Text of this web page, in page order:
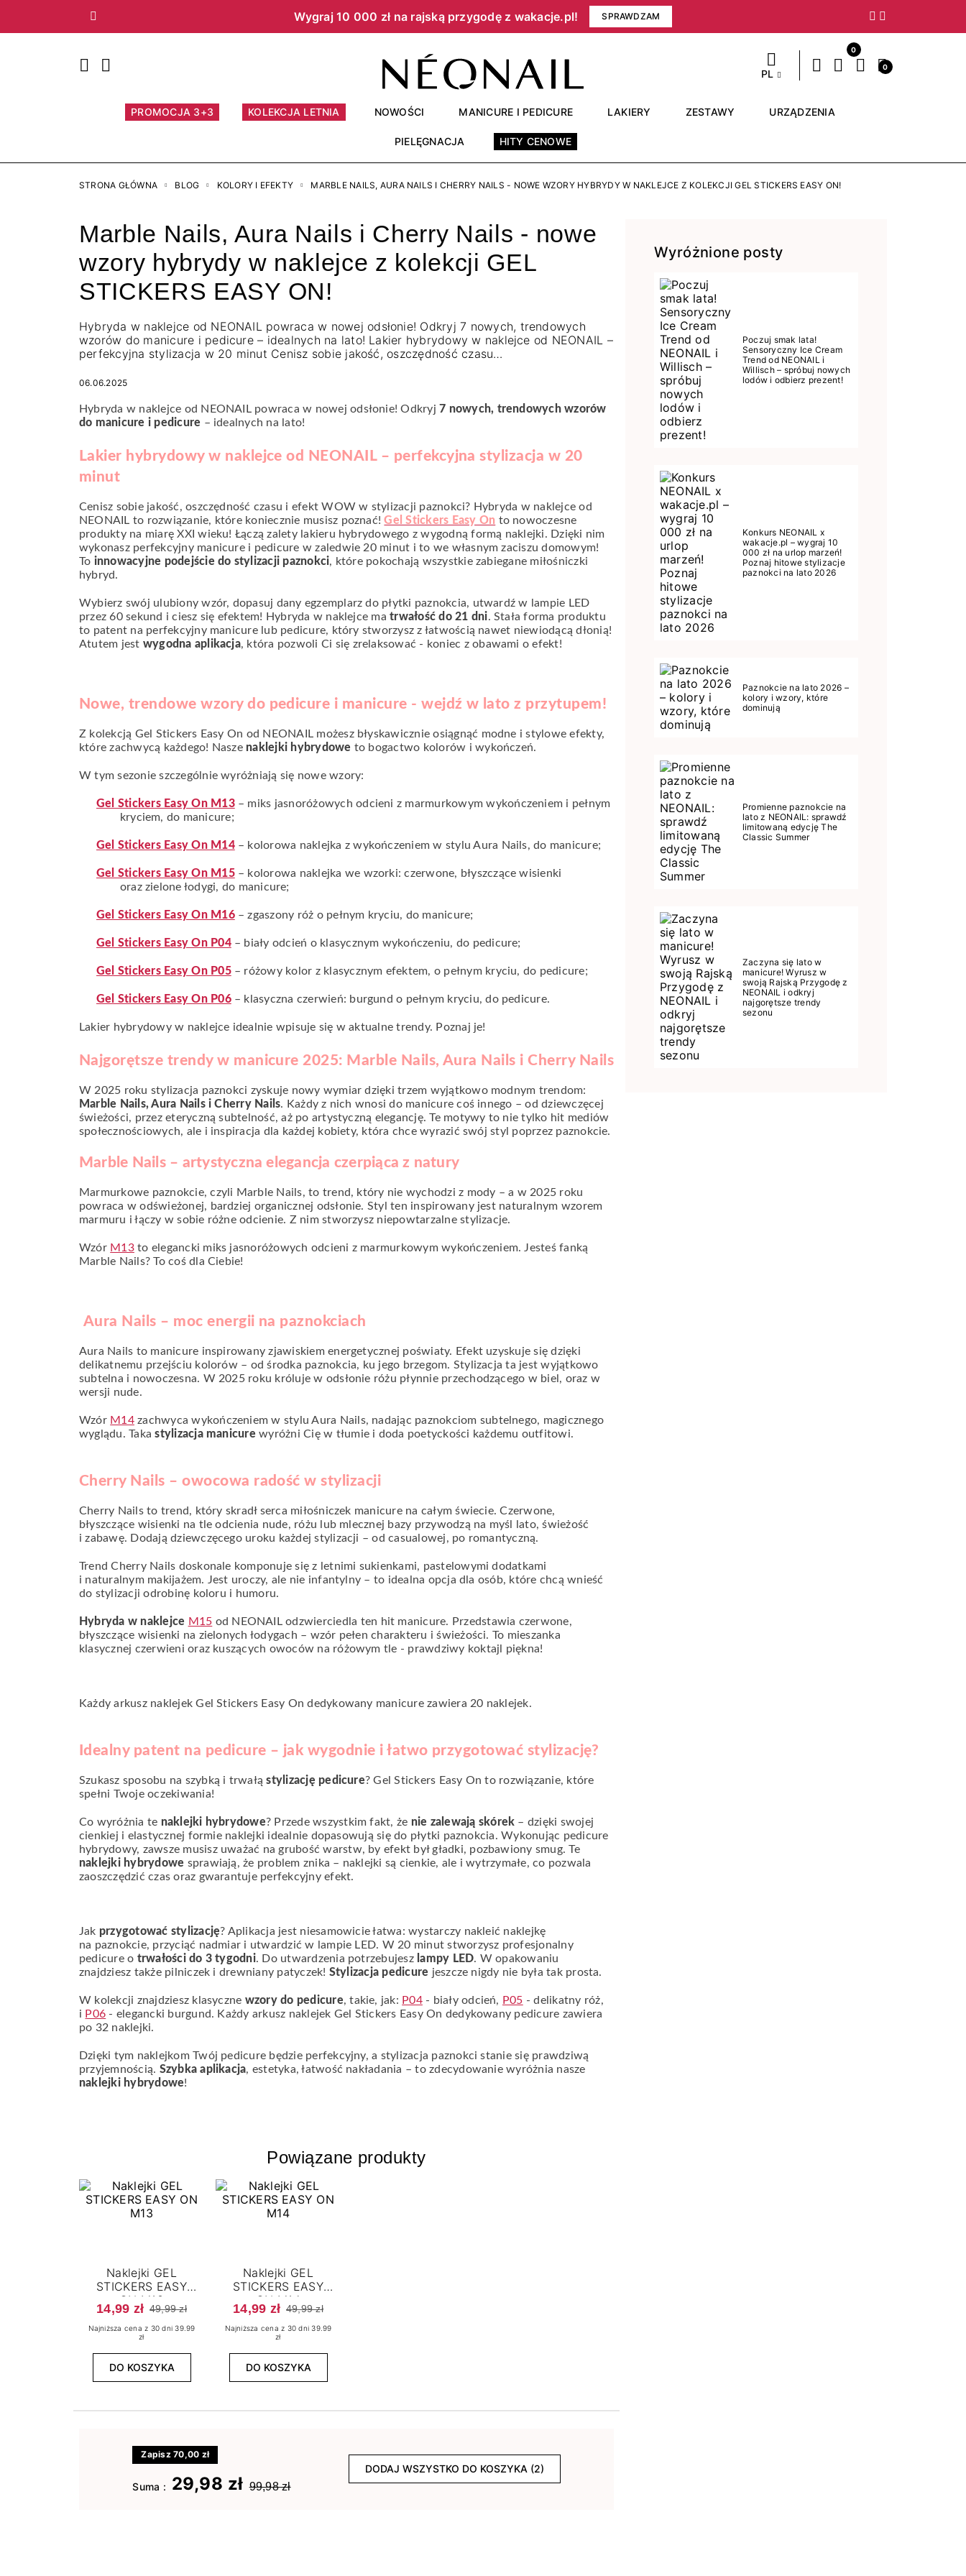
Wygraj 10 000 zł na rajską przygodę z wakacje.pl!​ SPRAWDZAM
Poprzedni Następny
PL
0
0
PROMOCJA 3+3 KOLEKCJA LETNIA NOWOŚCI MANICURE I PEDICURE LAKIERY ZESTAWY URZĄDZENIA
PIELĘGNACJA HITY CENOWE
STRONA GŁÓWNA BLOG KOLORY I EFEKTY MARBLE NAILS, AURA NAILS I CHERRY NAILS - NOWE WZORY HYBRYDY W NAKLEJCE Z KOLEKCJI GEL STICKERS EASY ON!
Marble Nails, Aura Nails i Cherry Nails - nowe
wzory hybrydy w naklejce z kolekcji GEL
STICKERS EASY ON!
Hybryda w naklejce od NEONAIL powraca w nowej odsłonie! Odkryj 7 nowych, trendowych
wzorów do manicure i pedicure – idealnych na lato! Lakier hybrydowy w naklejce od NEONAIL –
perfekcyjna stylizacja w 20 minut Cenisz sobie jakość, oszczędność czasu…
06.06.2025
Hybryda w naklejce od NEONAIL powraca w nowej odsłonie! Odkryj7 nowych, trendowych wzorów
do manicure i pedicure – idealnych na lato!
Lakier hybrydowy w naklejce od NEONAIL – perfekcyjna stylizacja w 20
minut
Cenisz sobie jakość, oszczędność czasu i efekt WOW w stylizacji paznokci? Hybryda w naklejce od
NEONAIL to rozwiązanie, które koniecznie musisz poznać!Gel Stickers Easy On to nowoczesne
produkty na miarę XXI wieku! Łączą zalety lakieru hybrydowego z wygodną formą naklejki. Dzięki nim
wykonasz perfekcyjny manicure i pedicure w zaledwie 20 minut i to we własnym zaciszu domowym!
To innowacyjne podejście do stylizacji paznokci, które pokochają wszystkie zabiegane miłośniczki
hybryd.
Wybierz swój ulubiony wzór, dopasuj dany egzemplarz do płytki paznokcia, utwardź w lampie LED
przez 60 sekund i ciesz się efektem! Hybryda w naklejce matrwałość do 21 dni. Stała forma produktu
to patent na perfekcyjny manicure lub pedicure, który stworzysz z łatwością nawet niewiodącą dłonią!
Atutem jest wygodna aplikacja, która pozwoli Ci się zrelaksować - koniec z obawami o efekt!
Nowe, trendowe wzory do pedicure i manicure - wejdź w lato z przytupem!
Z kolekcją Gel Stickers Easy On od NEONAIL możesz błyskawicznie osiągnąć modne i stylowe efekty,
które zachwycą każdego! Nasze naklejki hybrydowe to bogactwo kolorów i wykończeń.
W tym sezonie szczególnie wyróżniają się nowe wzory:
Gel Stickers Easy On M13– miks jasnoróżowych odcieni z marmurkowym wykończeniem i pełnym
kryciem, do manicure;
Gel Stickers Easy On M14– kolorowa naklejka z wykończeniem w stylu Aura Nails, do manicure;
Gel Stickers Easy On M15– kolorowa naklejka we wzorki: czerwone, błyszczące wisienki
oraz zielone łodygi, do manicure;
Gel Stickers Easy On M16– zgaszony róż o pełnym kryciu, do manicure;
Gel Stickers Easy On P04– biały odcień o klasycznym wykończeniu, do pedicure;
Gel Stickers Easy On P05– różowy kolor z klasycznym efektem, o pełnym kryciu, do pedicure;
Gel Stickers Easy On P06– klasyczna czerwień: burgund o pełnym kryciu, do pedicure.
Lakier hybrydowy w naklejce idealnie wpisuje się w aktualne trendy. Poznaj je!
Najgorętsze trendy w manicure 2025: Marble Nails, Aura Nails i Cherry Nails
W 2025 roku stylizacja paznokci zyskuje nowy wymiar dzięki trzem wyjątkowo modnym trendom:
Marble Nails, Aura Nails i Cherry Nails. Każdy z nich wnosi do manicure coś innego – od dziewczęcej
świeżości, przez eteryczną subtelność, aż po artystyczną elegancję. Te motywy to nie tylko hit mediów
społecznościowych, ale i inspiracja dla każdej kobiety, która chce wyrazić swój styl poprzez paznokcie.
Marble Nails – artystyczna elegancja czerpiąca z natury
Marmurkowe paznokcie, czyli Marble Nails, to trend, który nie wychodzi z mody – a w 2025 roku
powraca w odświeżonej, bardziej organicznej odsłonie. Styl ten inspirowany jest naturalnym wzorem
marmuru i łączy w sobie różne odcienie. Z nim stworzysz niepowtarzalne stylizacje.
Wzór M13to elegancki miks jasnoróżowych odcieni z marmurkowym wykończeniem. Jesteś fanką
Marble Nails? To coś dla Ciebie!
Aura Nails – moc energii na paznokciach
Aura Nails to manicure inspirowany zjawiskiem energetycznej poświaty. Efekt uzyskuje się dzięki
delikatnemu przejściu kolorów – od środka paznokcia, ku jego brzegom. Stylizacja ta jest wyjątkowo
subtelna i nowoczesna. W 2025 roku króluje w odsłonie różu płynnie przechodzącego w biel, oraz w
wersji nude.
Wzór M14zachwyca wykończeniem w stylu Aura Nails, nadając paznokciom subtelnego, magicznego
wyglądu. Takastylizacja manicurewyróżni Cię w tłumie i doda poetyckości każdemu outfitowi.
Cherry Nails – owocowa radość w stylizacji
Cherry Nails to trend, który skradł serca miłośniczek manicure na całym świecie. Czerwone,
błyszczące wisienki na tle odcienia nude, różu lub mlecznej bazy przywodzą na myśl lato, świeżość
i zabawę. Dodają dziewczęcego uroku każdej stylizacji – od casualowej, po romantyczną.
Trend Cherry Nails doskonale komponuje się z letnimi sukienkami, pastelowymi dodatkami
i naturalnym makijażem. Jest uroczy, ale nie infantylny – to idealna opcja dla osób, które chcą wnieść
do stylizacji odrobinę koloru i humoru.
Hybryda w naklejce M15 od NEONAIL odzwierciedla ten hit manicure. Przedstawia czerwone,
błyszczące wisienki na zielonych łodygach – wzór pełen charakteru i świeżości. To mieszanka
klasycznej czerwieni oraz kuszących owoców na różowym tle - prawdziwy koktajl piękna!
Każdy arkusz naklejek Gel Stickers Easy On dedykowany manicure zawiera 20 naklejek.
Idealny patent na pedicure – jak wygodnie i łatwo przygotować stylizację?
Szukasz sposobu na szybką i trwałąstylizację pedicure? Gel Stickers Easy On to rozwiązanie, które
spełni Twoje oczekiwania!
Co wyróżnia te naklejki hybrydowe? Przede wszystkim fakt, że nie zalewają skórek – dzięki swojej
cienkiej i elastycznej formie naklejki idealnie dopasowują się do płytki paznokcia. Wykonując pedicure
hybrydowy, zawsze musisz uważać na grubość warstw, by efekt był gładki, pozbawiony smug. Te
naklejki hybrydowe sprawiają, że problem znika – naklejki są cienkie, ale i wytrzymałe, co pozwala
zaoszczędzić czas oraz gwarantuje perfekcyjny efekt.
Jak przygotować stylizację? Aplikacja jest niesamowicie łatwa: wystarczy nakleić naklejkę
na paznokcie, przyciąć nadmiar i utwardzić w lampie LED. W 20 minut stworzysz profesjonalny
pedicure o trwałości do 3 tygodni. Do utwardzenia potrzebujesz lampy LED. W opakowaniu
znajdziesz także pilniczek i drewniany patyczek! Stylizacja pedicure jeszcze nigdy nie była tak prosta.
W kolekcji znajdziesz klasyczne wzory do pedicure, takie, jak: P04- biały odcień, P05 - delikatny róż,
i P06 - elegancki burgund. Każdy arkusz naklejek Gel Stickers Easy On dedykowany pedicure zawiera
po 32 naklejki.
Dzięki tym naklejkom Twój pedicure będzie perfekcyjny, a stylizacja paznokci stanie się prawdziwą
przyjemnością. Szybka aplikacja, estetyka, łatwość nakładania – to zdecydowanie wyróżnia nasze
naklejki hybrydowe!
Powiązane produkty
Naklejki GEL
STICKERS EASY
ON M13
14,99 zł 49,99 zł
Najniższa cena z 30 dni 39.99
zł
DO KOSZYKA
Naklejki GEL
STICKERS EASY
ON M14
14,99 zł 49,99 zł
Najniższa cena z 30 dni 39.99
zł
DO KOSZYKA
Zapisz 70,00 zł
Suma : 29,98 zł 99,98 zł
DODAJ WSZYSTKO DO KOSZYKA (2)
Wyróżnione posty
Poczuj smak lata!
Sensoryczny Ice Cream
Trend od NEONAIL i
Willisch – spróbuj nowych
lodów i odbierz prezent!
Konkurs NEONAIL x
wakacje.pl – wygraj 10
000 zł na urlop marzeń!
Poznaj hitowe stylizacje
paznokci na lato 2026
Paznokcie na lato 2026 –
kolory i wzory, które
dominują
Promienne paznokcie na
lato z NEONAIL: sprawdź
limitowaną edycję The
Classic Summer
Zaczyna się lato w
manicure! Wyrusz w
swoją Rajską Przygodę z
NEONAIL i odkryj
najgorętsze trendy
sezonu